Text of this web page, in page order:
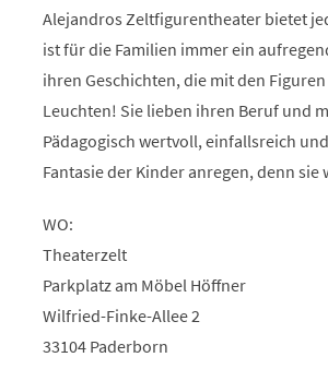
Alejandros Zeltfigurentheater bietet
ist für die Familien immer ein
ihren Geschichten, die mit den
Leuchten! Sie lieben ihren Beruf und
Pädagogisch wertvoll, einfallsreich
Fantasie der Kinder anregen, denn
WO:
Theaterzelt
Parkplatz am Möbel Höffner
Wilfried-Finke-Allee 2
33104 Paderborn